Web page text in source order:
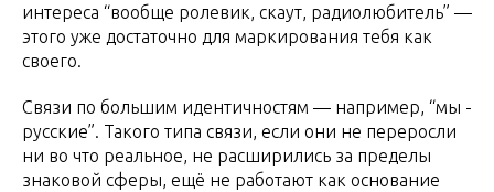
интереса “вообще ролевик, скаут, радиолюбитель” —
этого уже достаточно для маркирования тебя как
своего.
Связи по большим идентичностям — например, “мы -
русские”. Такого типа связи, если они не переросли
ни во что реальное, не расширились за пределы
знаковой сферы, ещё не работают как основание